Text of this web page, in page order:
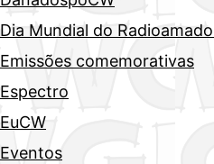
Dia Mundial do
Emissões comemorativas
Espectro
EuCW
Eventos